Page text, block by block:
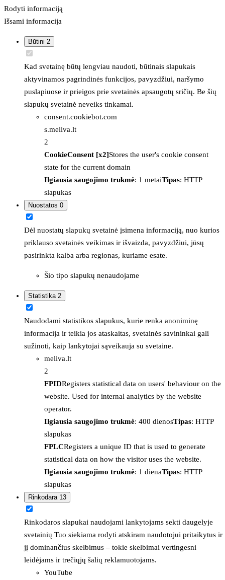
Rodyti informaciją
Išsami informacija
Būtini 2
Kad svetainę būtų lengviau naudoti, būtinais slapukais
aktyvinamos pagrindinės funkcijos, pavyzdžiui, naršymo
puslapiuose ir prieigos prie svetainės apsaugotų sričių. Be šių
slapukų svetainė neveiks tinkamai.
consent.cookiebot.com
s.meliva.lt
2
CookieConsent [x2]Stores the user's cookie consent
state for the current domain
Ilgiausia saugojimo trukmė: 1 metaiTipas: HTTP
slapukas
Nuostatos 0
Dėl nuostatų slapukų svetainė įsimena informaciją, nuo kurios
priklauso svetainės veikimas ir išvaizda, pavyzdžiui, jūsų
pasirinkta kalba arba regionas, kuriame esate.
Šio tipo slapukų nenaudojame
Statistika 2
Naudodami statistikos slapukus, kurie renka anoniminę
informacija ir teikia jos ataskaitas, svetainės savininkai gali
sužinoti, kaip lankytojai sąveikauja su svetaine.
meliva.lt
2
FPIDRegisters statistical data on users' behaviour on the
website. Used for internal analytics by the website
operator.
Ilgiausia saugojimo trukmė: 400 dienosTipas: HTTP
slapukas
FPLCRegisters a unique ID that is used to generate
statistical data on how the visitor uses the website.
Ilgiausia saugojimo trukmė: 1 dienaTipas: HTTP
slapukas
Rinkodara 13
Rinkodaros slapukai naudojami lankytojams sekti daugelyje
svetainių Tuo siekiama rodyti atskiram naudotojui pritaikytus ir
jį dominančius skelbimus – tokie skelbimai vertingesni
leidėjams ir trečiųjų šalių reklamuotojams.
YouTube